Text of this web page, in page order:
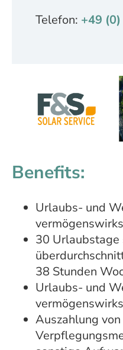
Benefits:
Urlaubs- und
30 Urlaubstage
38 Stunden
Urlaubs- und
Auszahlung von
Telefon: +49